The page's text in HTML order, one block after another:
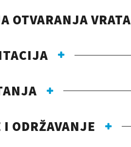
OTVARANJA VRATA
ODRŽAVANJE